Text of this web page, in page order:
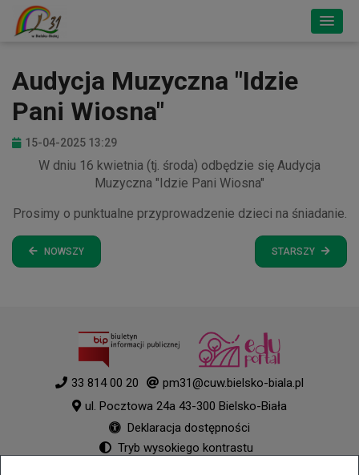
Audycja Muzyczna "Idzie
Pani Wiosna"
15-04-2025 13:29
W dniu 16 kwietnia (tj. środa) odbędzie się Audycja
Muzyczna "Idzie Pani Wiosna"
Prosimy o punktualne przyprowadzenie dzieci na śniadanie.
NOWSZY STARSZY
33 814 00 20
pm31@cuw.bielsko-biala.pl
ul. Pocztowa 24a 43-300 Bielsko-Biała
Deklaracja dostępności
Tryb wysokiego kontrastu